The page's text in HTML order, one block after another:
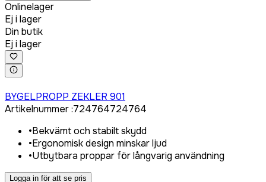
Onlinelager
Ej i lager
Din butik
Ej i lager
BYGELPROPP ZEKLER 901
Artikelnummer:724764724764
•Bekvämt och stabilt skydd
•Ergonomisk design minskar ljud
•Utbytbara proppar för långvarig användning
Logga in för att se pris